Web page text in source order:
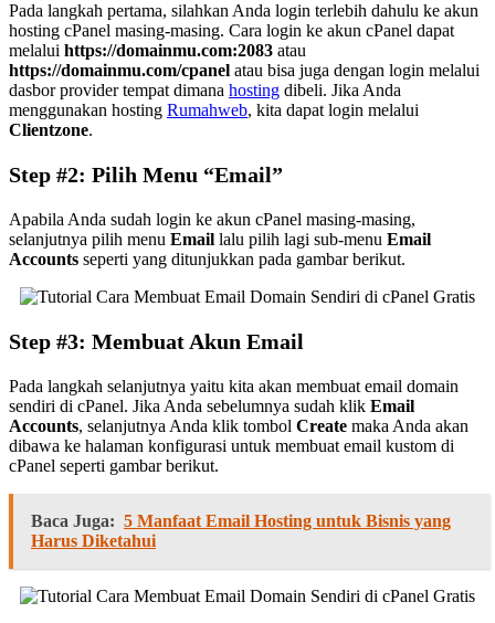
Pada langkah pertama, silahkan Anda login terlebih dahulu ke akun
hosting cPanel masing-masing. Cara login ke akun cPanel dapat
melalui https://domainmu.com:2083 atau
https://domainmu.com/cpanel atau bisa juga dengan login melalui
dasbor provider tempat dimana hosting dibeli. Jika Anda
menggunakan hosting Rumahweb, kita dapat login melalui
Clientzone.
Step #2: Pilih Menu “Email”
Apabila Anda sudah login ke akun cPanel masing-masing,
selanjutnya pilih menu Email lalu pilih lagi sub-menu Email
Accounts seperti yang ditunjukkan pada gambar berikut.
Step #3: Membuat Akun Email
Pada langkah selanjutnya yaitu kita akan membuat email domain
sendiri di cPanel. Jika Anda sebelumnya sudah klik Email
Accounts, selanjutnya Anda klik tombol Create maka Anda akan
dibawa ke halaman konfigurasi untuk membuat email kustom di
cPanel seperti gambar berikut.
Baca Juga: 5 Manfaat Email Hosting untuk Bisnis yang
Harus Diketahui